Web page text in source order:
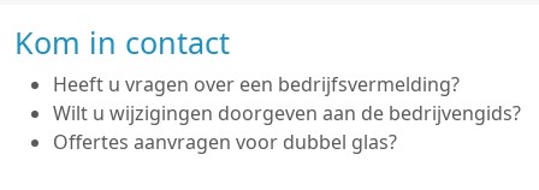
Kom in contact
Heeft u vragen over een bedrijfsvermelding?
Wilt u wijzigingen doorgeven aan de bedrijvengids?
Offertes aanvragen voor dubbel glas?